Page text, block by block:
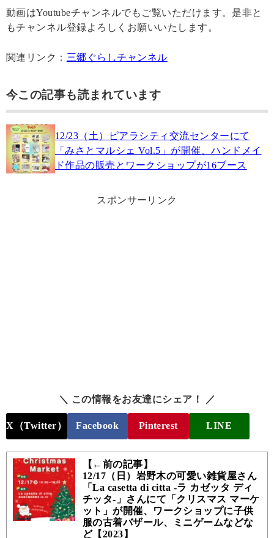
動画はYoutubeチャンネルでもご覧いただけます。是非と
もチャンネル登録よろしくお願いいたします。
関連リンク： 三郷ぐらしチャンネル
今この記事も読まれています
12/23（土）ピアラシティ交流センターにて
「みさとマルシェ Vol.5」が開催、ハンドメイ
ド作品の販売とワークショップが16ブース
スポンサーリンク
＼ この情報をお友達にシェア！ ／
X（Twitter） Facebook Pinterest LINE
【←前の記事】
12/17（日）岩野木の可愛い雑貨屋さん
「La casetta di citta -ラ カゼッタ ディ
チッタ-」さんにて「クリスマス マーケ
ット」が開催、ワークショップに子供
服の古着バザール、ミニゲームなどな
ど【2023】